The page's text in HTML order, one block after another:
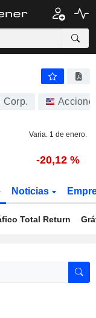
Corp.
Varia. 1 de enero.
-20,12 %
Noticias
Total Return